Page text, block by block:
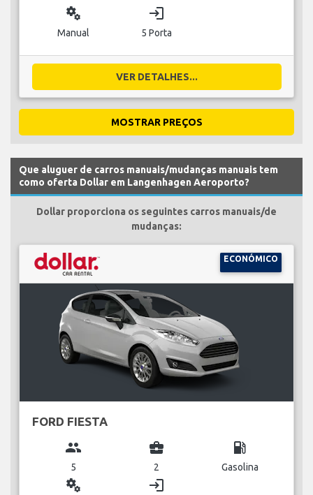
miscellaneous_services
Manual
login
5 Porta
VER DETALHES...
MOSTRAR PREÇOS
Que aluguer de carros manuais/mudanças manuais tem
como oferta Dollar em Langenhagen Aeroporto?
Dollar proporciona os seguintes carros manuais/de
mudanças:
ECONÓMICO
FORD FIESTA
group
5
business_center
2
local_gas_station
Gasolina
miscellaneous_services login